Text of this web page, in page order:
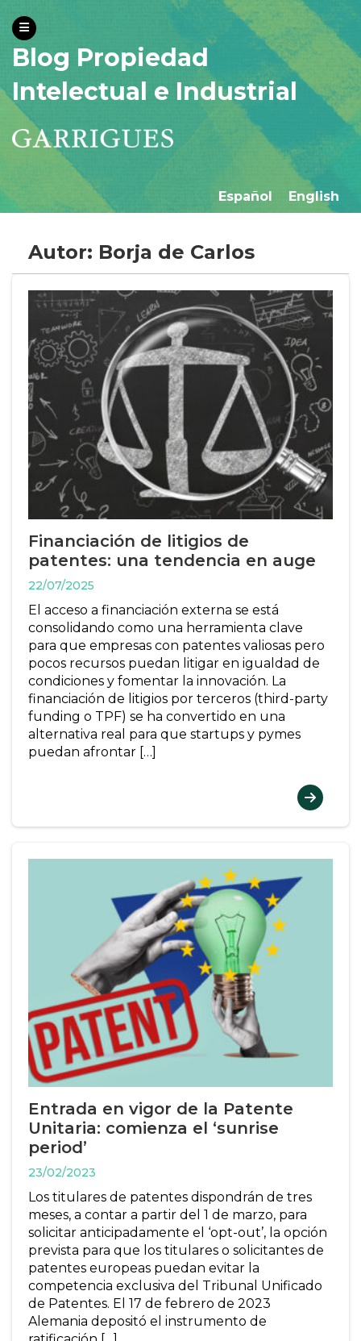
Blog Propiedad
Intelectual e Industrial
Español English
Autor: Borja de Carlos
Financiación de litigios de
patentes: una tendencia en auge
22/07/2025
El acceso a financiación externa se está
consolidando como una herramienta clave
para que empresas con patentes valiosas pero
pocos recursos puedan litigar en igualdad de
condiciones y fomentar la innovación. La
financiación de litigios por terceros (third-party
funding o TPF) se ha convertido en una
alternativa real para que startups y pymes
puedan afrontar […]
Entrada en vigor de la Patente
Unitaria: comienza el ‘sunrise
period’
23/02/2023
Los titulares de patentes dispondrán de tres
meses, a contar a partir del 1 de marzo, para
solicitar anticipadamente el ‘opt-out’, la opción
prevista para que los titulares o solicitantes de
patentes europeas puedan evitar la
competencia exclusiva del Tribunal Unificado
de Patentes. El 17 de febrero de 2023
Alemania depositó el instrumento de